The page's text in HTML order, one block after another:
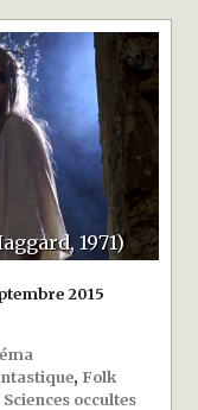
1971)
2015
, Folk
Sciences occultes